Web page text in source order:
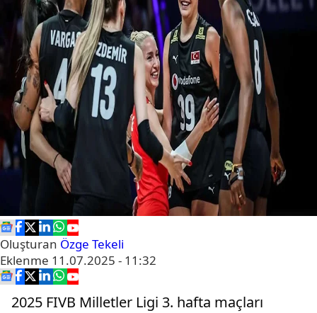
Oluşturan Özge Tekeli
Eklenme 11.07.2025 - 11:32
2025 FIVB Milletler Ligi 3. hafta maçları